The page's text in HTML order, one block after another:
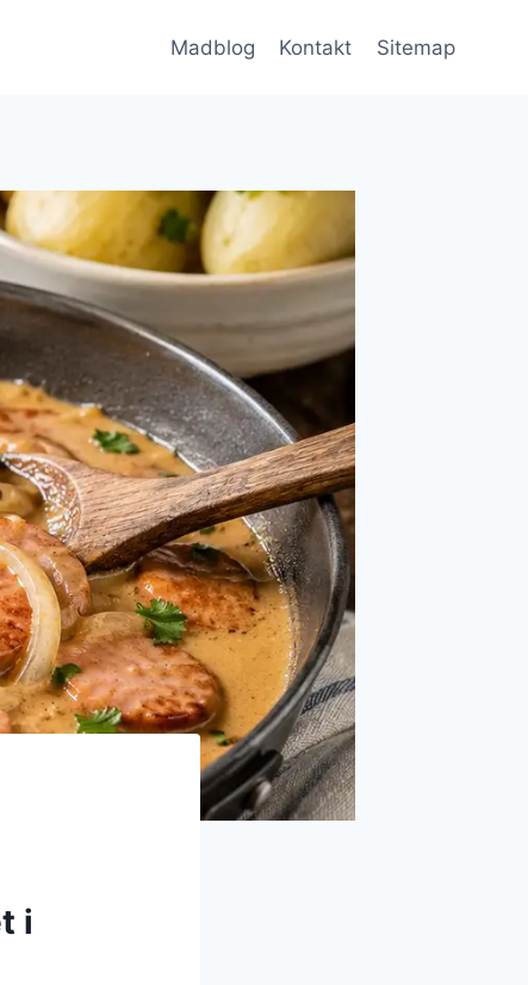
Madblog Kontakt Sitemap
i